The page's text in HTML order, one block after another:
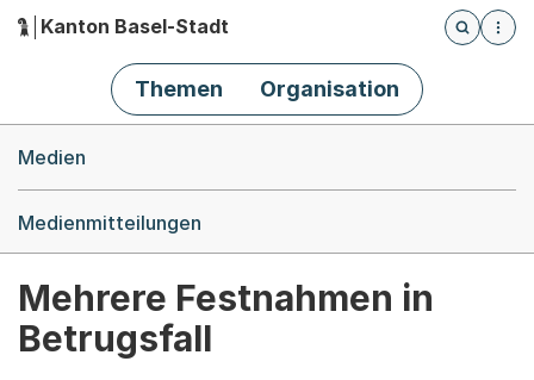
Hauptnavigation
Kanton Basel-Stadt
Öffnet
Themen Organisation
Medien
Medienmitteilungen
Mehrere Festnahmen in
Betrugsfall